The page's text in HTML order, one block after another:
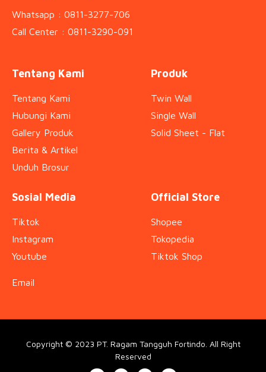
Whatsapp : 0811-3277-706
Call Center : 0811-3290-091
Tentang Kami
Tentang Kami
Hubungi Kami
Gallery Produk
Berita & Artikel
Unduh Brosur
Produk
Twin Wall
Single Wall
Solid Sheet - Flat
Sosial Media
Tiktok
Instagram
Youtube
Email
Official Store
Shopee
Tokopedia
Tiktok Shop
Copyright © 2023 PT. Ragam Tangguh Fortindo. All Right
Reserved